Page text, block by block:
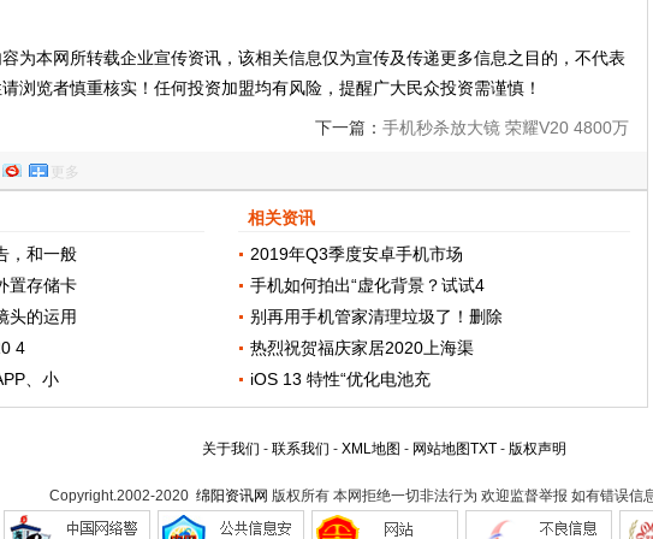
为本网所转载企业宣传资讯，该相关信息仅为宣传及传递更多信息之目的，不代表
浏览者慎重核实！任何投资加盟均有风险，提醒广大民众投资需谨慎！
下一篇： 手机秒杀放大镜 荣耀V20 4800万
更多
，和一般
置存储卡
头的运用
4
、小
相关资讯
2019年Q3季度安卓手机市场
手机如何拍出“虚化背景？试试4
别再用手机管家清理垃圾了！删除
热烈祝贺福庆家居2020上海渠
iOS 13 特性“优化电池充
关于我们 - 联系我们 - XML地图 - 网站地图TXT- 版权声明
Copyright.2002-2020 绵阳资讯网 版权所有 本网拒绝一切非法行为 欢迎监督举报 如有错误信